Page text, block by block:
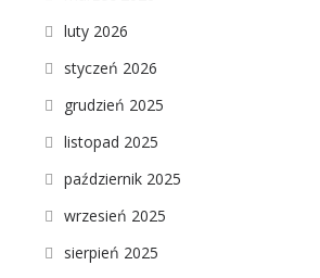
luty 2026
styczeń 2026
grudzień 2025
listopad 2025
październik 2025
wrzesień 2025
sierpień 2025